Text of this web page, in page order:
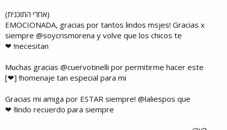
(אחרי התוכנית)
EMOCIONADA, gracias por tantos lindos msjes! Gracias x
siempre @soycrismorena y volve que los chicos te
necesitan! ❤
Muchas gracias @cuervotinelli por permitirme hacer este
homenaje tan especial para mi! [❤]
Gracias mi amiga por ESTAR siempre! @laliespos que
lindo recuerdo para siempre! ❤​